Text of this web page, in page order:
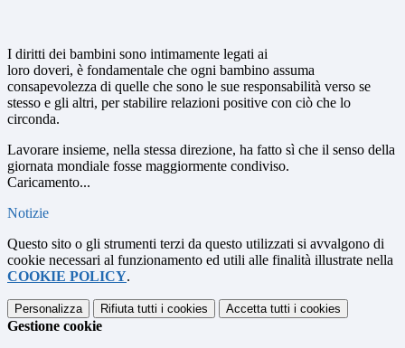
I diritti dei bambini sono intimamente legati ai
loro doveri, è fondamentale che ogni bambino assuma
consapevolezza di quelle che sono le sue responsabilità verso se
stesso e gli altri, per stabilire relazioni positive con ciò che lo
circonda.
Lavorare insieme, nella stessa direzione, ha fatto sì che il senso della
giornata mondiale fosse maggiormente condiviso.
Caricamento...
Notizie
Questo sito o gli strumenti terzi da questo utilizzati si avvalgono di
cookie necessari al funzionamento ed utili alle finalità illustrate nella
COOKIE POLICY.
Personalizza Rifiuta tutti i cookies Accetta tutti i cookies
Gestione cookie